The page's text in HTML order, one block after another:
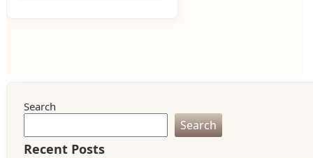
Search
Search
Recent Posts